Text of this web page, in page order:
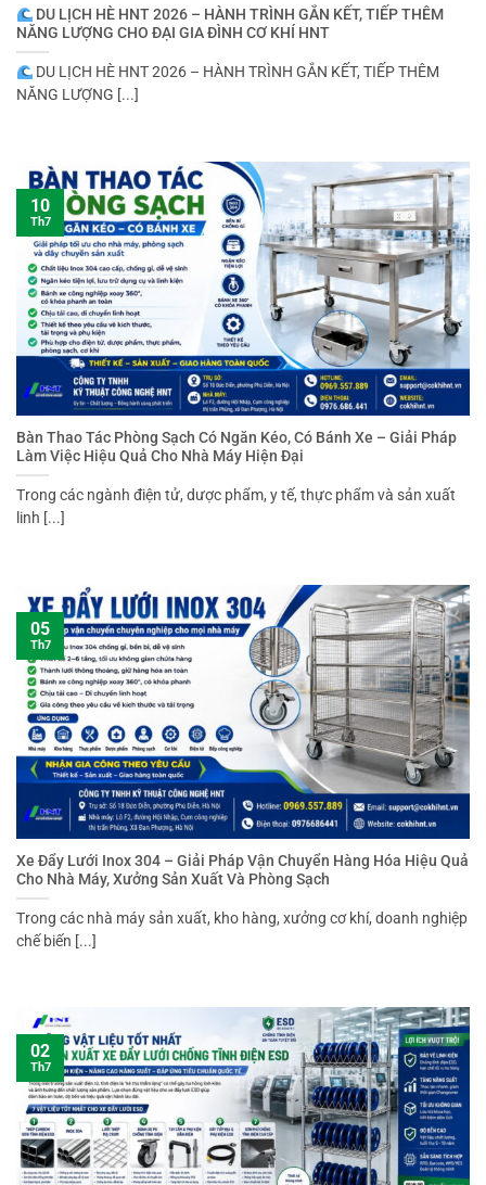
DU LỊCH HÈ HNT 2026 – HÀNH TRÌNH GẮN KẾT, TIẾP THÊM
NĂNG LƯỢNG CHO ĐẠI GIA ĐÌNH CƠ KHÍ HNT
DU LỊCH HÈ HNT 2026 – HÀNH TRÌNH GẮN KẾT, TIẾP THÊM
NĂNG LƯỢNG [...]
Bàn Thao Tác Phòng Sạch Có Ngăn Kéo, Có Bánh Xe – Giải Pháp
Làm Việc Hiệu Quả Cho Nhà Máy Hiện Đại
Trong các ngành điện tử, dược phẩm, y tế, thực phẩm và sản xuất
linh [...]
10
Th7
Xe Đẩy Lưới Inox 304 – Giải Pháp Vận Chuyển Hàng Hóa Hiệu Quả
Cho Nhà Máy, Xưởng Sản Xuất Và Phòng Sạch
Trong các nhà máy sản xuất, kho hàng, xưởng cơ khí, doanh nghiệp
chế biến [...]
05
Th7
02
Th7